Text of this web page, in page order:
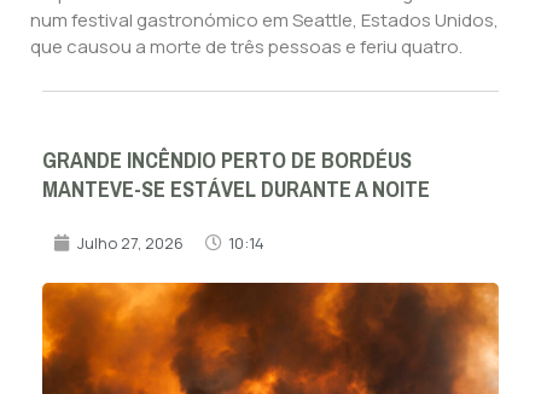
num festival gastronómico em Seattle, Estados Unidos,
que causou a morte de três pessoas e feriu quatro.
GRANDE INCÊNDIO PERTO DE BORDÉUS
MANTEVE-SE ESTÁVEL DURANTE A NOITE
Julho 27, 2026 10:14